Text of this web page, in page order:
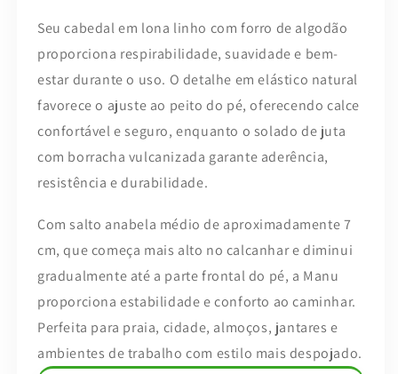
Seu cabedal em lona linho com forro de algodão
proporciona respirabilidade, suavidade e bem-
estar durante o uso. O detalhe em elástico natural
favorece o ajuste ao peito do pé, oferecendo calce
confortável e seguro, enquanto o solado de juta
com borracha vulcanizada garante aderência,
resistência e durabilidade.
Com salto anabela médio de aproximadamente 7
cm, que começa mais alto no calcanhar e diminui
gradualmente até a parte frontal do pé, a Manu
proporciona estabilidade e conforto ao caminhar.
Perfeita para praia, cidade, almoços, jantares e
ambientes de trabalho com estilo mais despojado.